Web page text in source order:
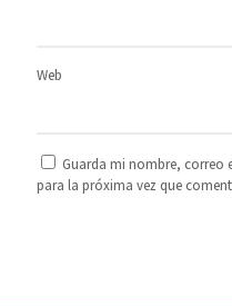
Web
Guarda mi nombre, correo
para la próxima vez que